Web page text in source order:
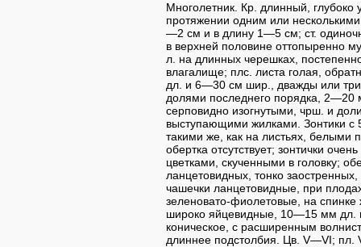
Многолетник. Кр. длинный,
протяжении одним или
—2 см и в длину 1—5 см; ст.
в верхней половине оттопыренно
л. на длинных черешках,
влагалище; плс. листа голая,
дл. и 6—30 см шир., дважды или
долями последнего порядка,
серповидно изогнутыми, чрш. и
выступающими жилками. Зонтики
такими же, как на листьях,
обертка отсутствует; зонтички
цветками, скученными в головку;
ланцетовидных, тонко
чашечки ланцетовидные, при
зеленовато-фиолетовые, на
широко яйцевидные, 10—15 мм
коническое, с расширенным
длиннее подстолбия. Цв. V—VI; пл.